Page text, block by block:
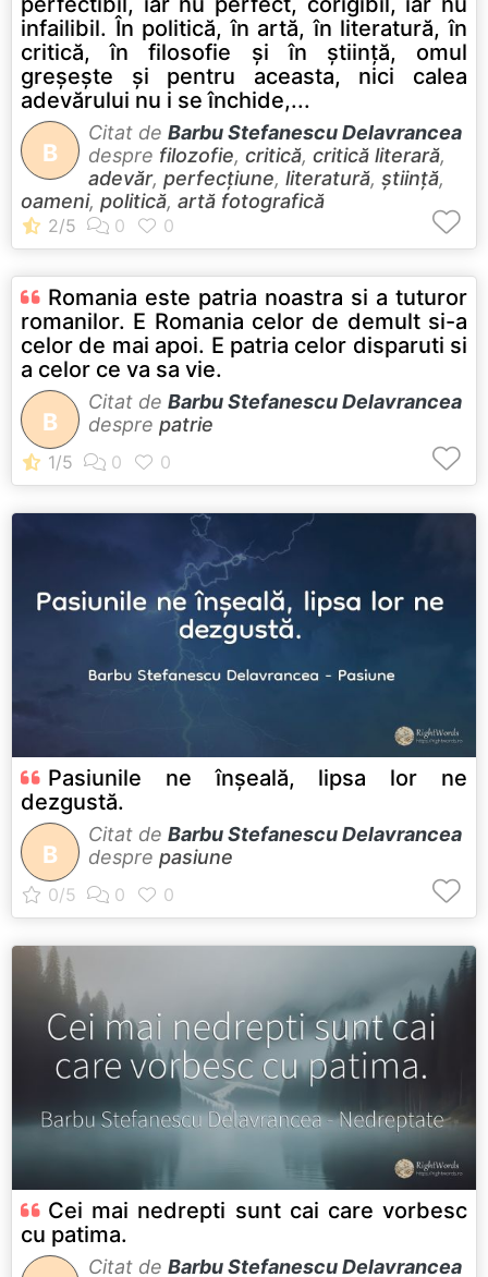
infailibil. În politică, în artă, în literatură, în
critică, în filosofie şi în ştiinţă, omul
greşeşte şi pentru aceasta, nici calea
adevărului nu i se închide,...
B
Citat de Barbu Stefanescu Delavrancea
despre filozofie, critică, critică literară,
adevăr, perfecţiune, literatură, știință,
oameni, politică, artă fotografică
Romania este patria noastra si a tuturor
romanilor. E Romania celor de demult si-a
celor de mai apoi. E patria celor disparuti si
a celor ce va sa vie.
B
Citat de Barbu Stefanescu Delavrancea
despre patrie
Pasiunile ne înșeală, lipsa lor ne
dezgustă.
B
Citat de Barbu Stefanescu Delavrancea
despre pasiune
Cei mai nedrepti sunt cai care vorbesc
cu patima.
Citat de Barbu Stefanescu Delavrancea